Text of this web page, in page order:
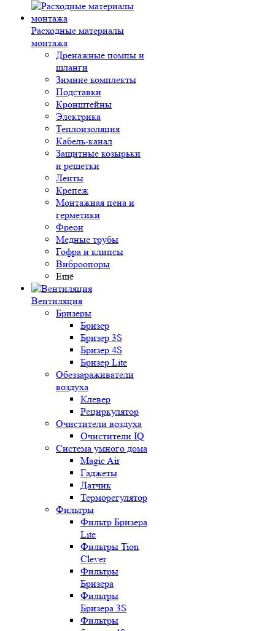
Расходные материалы
монтажа
Дренажные помпы и
шланги
Зимние комплекты
Подставки
Кронштейны
Электрика
Теплоизоляция
Кабель-канал
Защитные козырьки
и решетки
Ленты
Крепеж
Монтажная пена и
герметики
Фреон
Медные трубы
Гофра и клипсы
Виброопоры
Ещё
Вентиляция
Бризеры
Бризер
Бризер 3S
Бризер 4S
Бризер Lite
Обеззараживатели
воздуха
Клевер
Рециркулятор
Очистители воздуха
Очистители IQ
Система умного дома
Magic Air
Гаджеты
Датчик
Терморегулятор
Фильтры
Фильтр Бризера
Lite
Фильтры Tion
Clever
Фильтры
Бризера
Фильтры
Бризера 3S
Фильтры